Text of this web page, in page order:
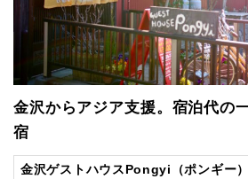
金沢からアジア支援。宿泊代の
宿
金沢ゲストハウスPongyi（ポンギー）